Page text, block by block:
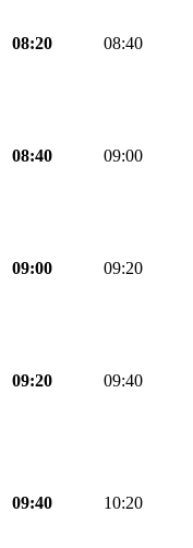
08:20 08:40
08:40 09:00
09:00 09:20
09:20 09:40
09:40 10:20